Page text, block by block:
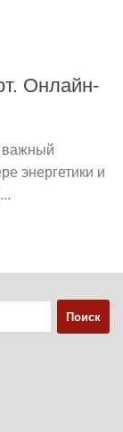
Онлайн-
важный
энергетики и